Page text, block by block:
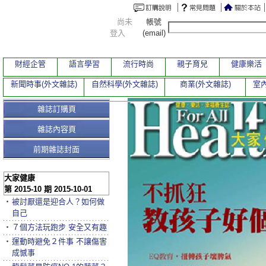
雜誌訂購頁
雜誌內容頁
前期雜誌封面
大家健康
第 2015-10 期 2015-10-01
‧ 被討厭還是迎合人？如何做
自己
‧ ７個方法玩跑步 安全又有趣
‧ 運動時避免２件事 不讓傷害
成憾事
尚未
登入
帳號
(email)
財經企管 語言學習 流行時尚 親子育兒 健康樂活
新聞時事(外文雜誌) 自然科學(外文雜誌) 商業(外文雜誌) 室